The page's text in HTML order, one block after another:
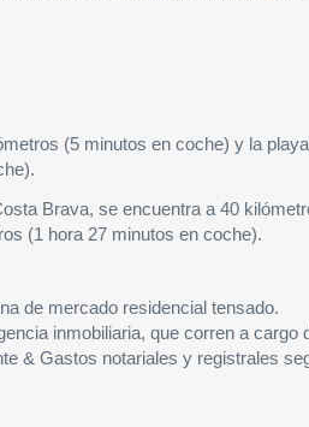
(5 minutos en coche) y la
Brava, se encuentra a 40
(1 hora 27 minutos en coche).
de mercado residencial tensado.
inmobiliaria, que corren a cargo
& Gastos notariales y registrales